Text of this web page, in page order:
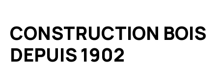
CONSTRUCTION BOIS
DEPUIS 1902